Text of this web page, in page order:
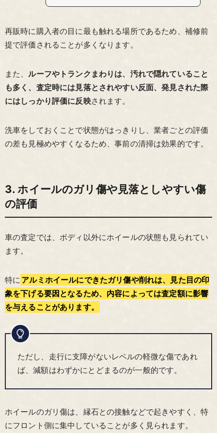
再販時に購入者の目に最も触れる場所であるため、補修前
提で評価されることが多くなります。
また、 ルーフやトランクまわりは、汚れで隠れていること
も多く、査定時には見落とされやすい反面、発見された際
にはしっかり評価に反映されます。
洗車をしておくことで状態がはっきりし、業者ごとの評価
の差も見極めやすくなるため、事前の清掃は効果的です。
3. ホイールのガリ傷や見落としやすい傷
の評価
車の査定では、ボディ以外にホイールの状態も見られてい
ます。
特に アルミホイールにできたガリ傷や削れは、見た目の印
象を下げる要因となるため、内容によっては査定額に影響
を与えることがあります。
ただし、走行に支障がないレベルの軽微な傷であれ
ば、減額はわずかにとどまるのが一般的です。
ホイールのガリ傷は、縁石との接触などで起きやすく、特
にフロント側に集中していることが多く見られます。